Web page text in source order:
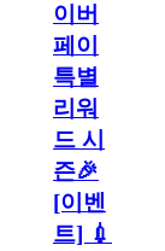
이버
페이
특별
리워
드 시
즌🎉
[이벤
트] 💉